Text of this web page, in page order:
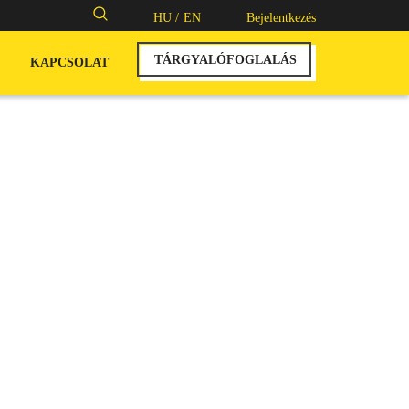
Keresés: HU / EN Bejelentkezés
KAPCSOLAT TÁRGYALÓFOGLALÁS